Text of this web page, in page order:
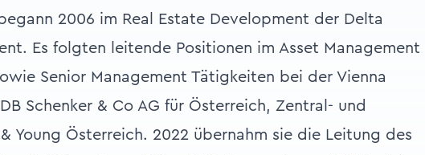
2006 im Real Estate Development der Delta
Es folgten leitende Positionen im Asset Management
Senior Management Tätigkeiten bei der Vienna
Schenker & Co AG für Österreich, Zentral- und
Young Österreich. 2022 übernahm sie die Leitung des